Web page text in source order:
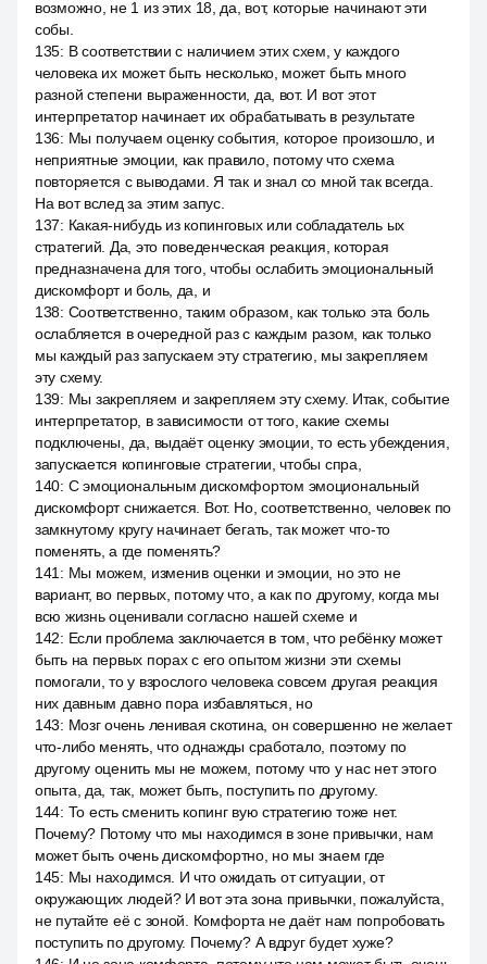
возможно, не 1 из этих 18, да, вот, которые начинают эти
собы.
135: В соответствии с наличием этих схем, у каждого
человека их может быть несколько, может быть много
разной степени выраженности, да, вот. И вот этот
интерпретатор начинает их обрабатывать в результате
136: Мы получаем оценку события, которое произошло, и
неприятные эмоции, как правило, потому что схема
повторяется с выводами. Я так и знал со мной так всегда.
На вот вслед за этим запус.
137: Какая-нибудь из копинговых или собладатель ых
стратегий. Да, это поведенческая реакция, которая
предназначена для того, чтобы ослабить эмоциональный
дискомфорт и боль, да, и
138: Соответственно, таким образом, как только эта боль
ослабляется в очередной раз с каждым разом, как только
мы каждый раз запускаем эту стратегию, мы закрепляем
эту схему.
139: Мы закрепляем и закрепляем эту схему. Итак, событие
интерпретатор, в зависимости от того, какие схемы
подключены, да, выдаёт оценку эмоции, то есть убеждения,
запускается копинговые стратегии, чтобы спра,
140: С эмоциональным дискомфортом эмоциональный
дискомфорт снижается. Вот. Но, соответственно, человек по
замкнутому кругу начинает бегать, так может что-то
поменять, а где поменять?
141 : Мы можем, изменив оценки и эмоции, но это не
вариант, во первых, потому что, а как по другому, когда мы
всю жизнь оценивали согласно нашей схеме и
142: Если проблема заключается в том, что ребёнку может
быть на первых порах с его опытом жизни эти схемы
помогали, то у взрослого человека совсем другая реакция
них давным давно пора избавляться, но
143: Мозг очень ленивая скотина, он совершенно не желает
что-либо менять, что однажды сработало, поэтому по
другому оценить мы не можем, потому что у нас нет этого
опыта, да, так, может быть, поступить по другому.
144: То есть сменить копинг вую стратегию тоже нет.
Почему? Потому что мы находимся в зоне привычки, нам
может быть очень дискомфортно, но мы знаем где
145: Мы находимся. И что ожидать от ситуации, от
окружающих людей? И вот эта зона привычки, пожалуйста,
не путайте её с зоной. Комфорта не даёт нам попробовать
поступить по другому. Почему? А вдруг будет хуже?